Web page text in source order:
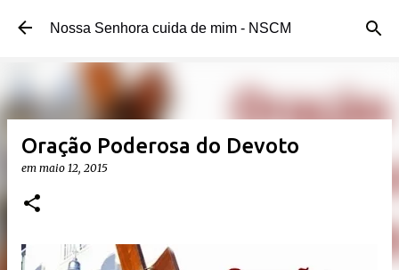
Pular para o conteúdo principal
Nossa Senhora cuida de mim - NSCM
Oração Poderosa do Devoto
em maio 12, 2015